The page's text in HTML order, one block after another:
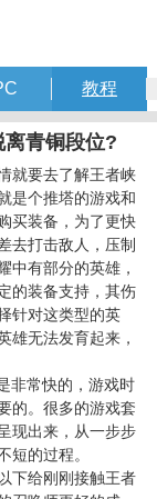
教程
青铜段位?
就要去了解王者峡
是个推塔的游戏和
买装备，为了更快
去打击敌人，压制
中有部分的英雄，
的装备支持，其伤
针对这类型的英
雄无法发育起来，
非常快的，游戏时
的。很多的游戏套
现出来，从一步步
短的过程。
下给刚刚接触王者